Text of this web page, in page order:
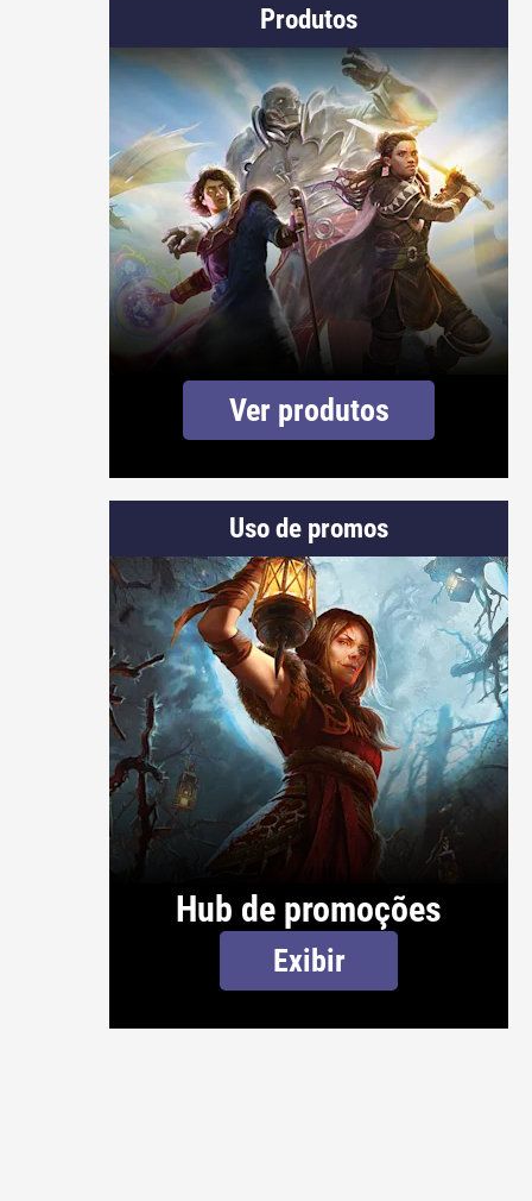
Produtos
Ver produtos
Uso de promos
Hub de promoções
Exibir